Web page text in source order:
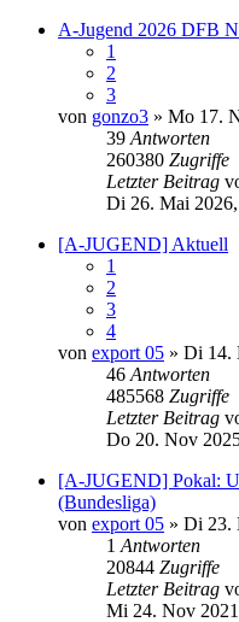
A-Jugend 2026 DFB
1
2
3
von gonzo3 » Mo 17.
39 Antworten
260380 Zugriffe
Letzter Beitrag
Di 26. Mai
[A-JUGEND] Aktuell
1
2
3
4
von export 05 » Di 14.
46 Antworten
485568 Zugriffe
Letzter Beitrag
Do 20. Nov
[A-JUGEND] Pokal:
(Bundesliga)
von export 05 » Di 23.
1 Antworten
20844 Zugriffe
Letzter Beitrag
Mi 24. Nov